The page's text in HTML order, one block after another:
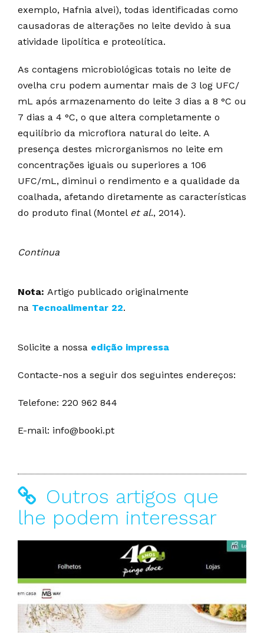
exemplo, Hafnia alvei), todas identificadas como
causadoras de alterações no leite devido à sua
atividade lipolítica e proteolítica.
As contagens microbiológicas totais no leite de
ovelha cru podem aumentar mais de 3 log UFC/
mL após armazenamento do leite 3 dias a 8 °C ou
7 dias a 4 °C, o que altera completamente o
equilíbrio da microflora natural do leite. A
presença destes microrganismos no leite em
concentrações iguais ou superiores a 106
UFC/mL, diminui o rendimento e a qualidade da
coalhada, afetando diretamente as características
do produto final (Montel et al., 2014).
Continua
Nota: Artigo publicado originalmente
na Tecnoalimentar 22.
Solicite a nossa edição impressa
Contacte-nos a seguir dos seguintes endereços:
Telefone: 220 962 844
E-mail: info@booki.pt
Outros artigos que
lhe podem interessar